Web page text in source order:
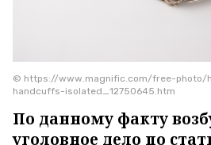
© https://www.magnific.com/free-photo/
handcuffs-isolated_12750645.htm
По данному факту
уголовное дело по